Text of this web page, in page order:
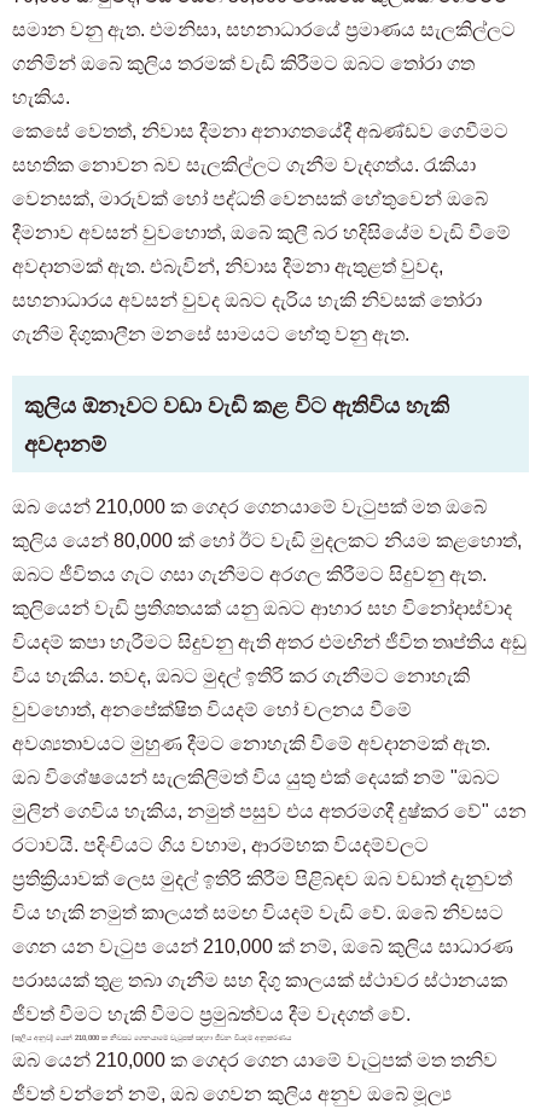
සමාන වනු ඇත. එමනිසා, සහනාධාරයේ ප්‍රමාණය සැලකිල්ලට
ගනිමින් ඔබේ කුලිය තරමක් වැඩි කිරීමට ඔබට තෝරා ගත
හැකිය.
කෙසේ වෙතත්, නිවාස දීමනා අනාගතයේදී අඛණ්ඩව ගෙවීමට
සහතික නොවන බව සැලකිල්ලට ගැනීම වැදගත්ය. රැකියා
වෙනසක්, මාරුවක් හෝ පද්ධති වෙනසක් හේතුවෙන් ඔබේ
දීමනාව අවසන් වුවහොත්, ඔබේ කුලී බර හදිසියේම වැඩි වීමේ
අවදානමක් ඇත. එබැවින්, නිවාස දීමනා ඇතුළත් වුවද,
සහනාධාරය අවසන් වුවද ඔබට දැරිය හැකි නිවසක් තෝරා
ගැනීම දිගුකාලීන මනසේ සාමයට හේතු වනු ඇත.
කුලිය ඕනෑවට වඩා වැඩි කළ විට ඇතිවිය හැකි
අවදානම්
ඔබ යෙන් 210,000 ක ගෙදර ගෙනයාමේ වැටුපක් මත ඔබේ
කුලිය යෙන් 80,000 ක් හෝ ඊට වැඩි මුදලකට නියම කළහොත්,
ඔබට ජීවිතය ගැට ගසා ගැනීමට අරගල කිරීමට සිදුවනු ඇත.
කුලියෙන් වැඩි ප්‍රතිශතයක් යනු ඔබට ආහාර සහ විනෝදාස්වාද
වියදම් කපා හැරීමට සිදුවනු ඇති අතර එමඟින් ජීවිත තෘප්තිය අඩු
විය හැකිය. තවද, ඔබට මුදල් ඉතිරි කර ගැනීමට නොහැකි
වුවහොත්, අනපේක්ෂිත වියදම් හෝ චලනය වීමේ
අවශ්‍යතාවයට මුහුණ දීමට නොහැකි වීමේ අවදානමක් ඇත.
ඔබ විශේෂයෙන් සැලකිලිමත් විය යුතු එක් දෙයක් නම් "ඔබට
මුලින් ගෙවිය හැකිය, නමුත් පසුව එය අතරමගදී දුෂ්කර වේ" යන
රටාවයි. පදිංචියට ගිය වහාම, ආරම්භක වියදම්වලට
ප්‍රතික්‍රියාවක් ලෙස මුදල් ඉතිරි කිරීම පිළිබඳව ඔබ වඩාත් දැනුවත්
විය හැකි නමුත් කාලයත් සමඟ වියදම් වැඩි වේ. ඔබේ නිවසට
ගෙන යන වැටුප යෙන් 210,000 ක් නම්, ඔබේ කුලිය සාධාරණ
පරාසයක් තුළ තබා ගැනීම සහ දිගු කාලයක් ස්ථාවර ස්ථානයක
ජීවත් වීමට හැකි වීමට ප්‍රමුඛත්වය දීම වැදගත් වේ.
[කුලිය අනුව] යෙන් 210,000 ක නිවසට ගෙනයාමේ වැටුපක් සඳහා ජීවන වියදම් අනුකරණය
ඔබ යෙන් 210,000 ක ගෙදර ගෙන යාමේ වැටුපක් මත තනිව
ජීවත් වන්නේ නම්, ඔබ ගෙවන කුලිය අනුව ඔබේ මූල්‍ය